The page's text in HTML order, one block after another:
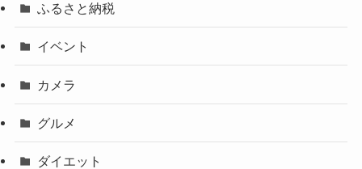
ふるさと納税
イベント
カメラ
グルメ
ダイエット